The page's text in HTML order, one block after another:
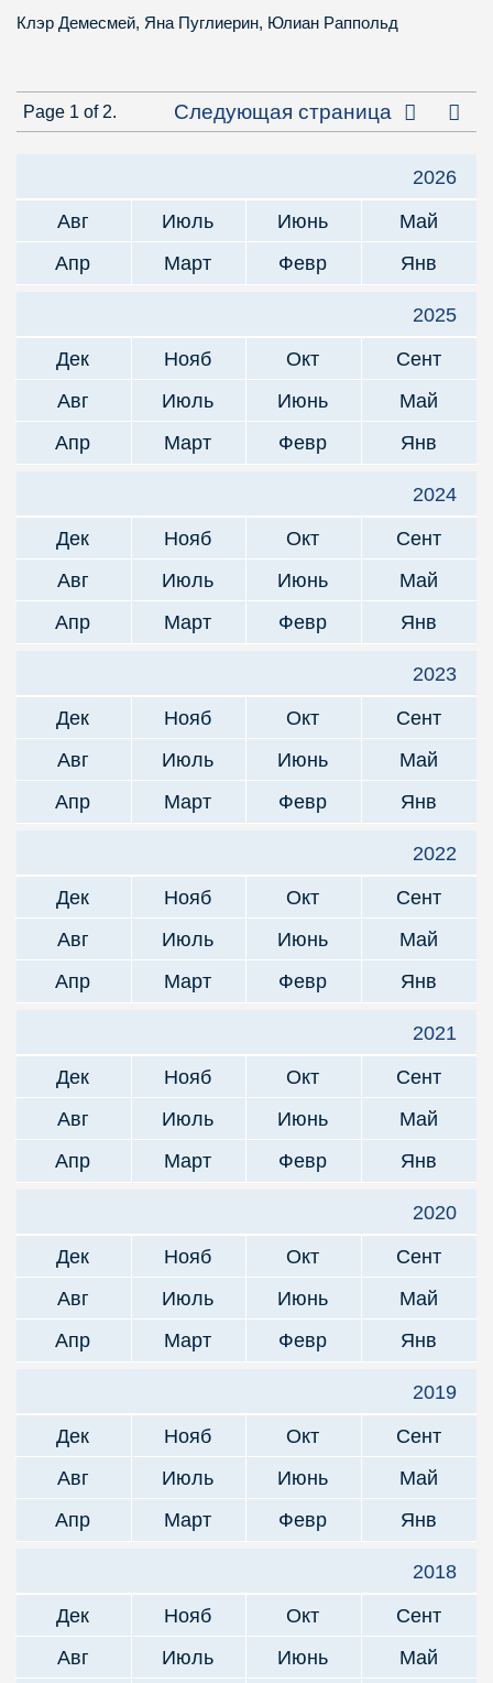
Клэр Демесмей, Яна Пуглиерин, Юлиан Раппольд
Page 1 of 2. Следующая страница
2026
Авг
Июль Июнь
Май
Апр
Март Февр Янв
2025
Дек
Нояб Окт
Сент
Авг
Июль Июнь
Май
Апр
Март Февр Янв
2024
Дек
Нояб Окт
Сент
Авг
Июль Июнь
Май
Апр
Март Февр Янв
2023
Дек
Нояб Окт
Сент
Авг
Июль Июнь
Май
Апр
Март Февр Янв
2022
Дек
Нояб Окт
Сент
Авг
Июль Июнь
Май
Апр
Март Февр Янв
2021
Дек
Нояб Окт
Сент
Авг
Июль Июнь
Май
Апр
Март Февр Янв
2020
Дек
Нояб Окт
Сент
Авг
Июль Июнь
Май
Апр
Март Февр Янв
2019
Дек
Нояб Окт
Сент
Авг
Июль Июнь
Май
Апр
Март Февр Янв
2018
Дек
Нояб Окт
Сент
Авг
Июль Июнь
Май